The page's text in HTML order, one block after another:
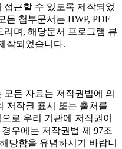
근할 수 있도록 제작되었
든 첨부문서는 HWP, PDF
며, 해당문서 프로그램 뷰
작되었습니다.
든 자료는 저작권법에 의
저작권 표시 또는 출처를
로 우리 기관에 저작권이
우에는 저작권법 제 97조
당함을 유념하시기 바랍니